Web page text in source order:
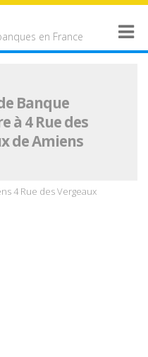
en France
Banque
à 4 Rue des
de Amiens
4 Rue des Vergeaux